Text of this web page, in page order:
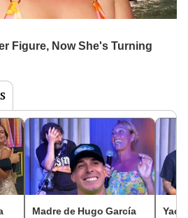
Madre de Hugo García